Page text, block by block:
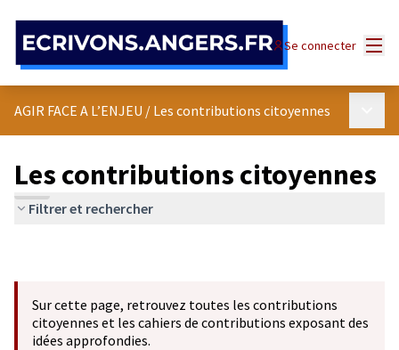
Se connecter
AGIR FACE A L’ENJEU / Les contributions citoyennes
Les contributions citoyennes
Filtrer et rechercher
Sur cette page, retrouvez toutes les contributions
citoyennes et les cahiers de contributions exposant des
idées approfondies.